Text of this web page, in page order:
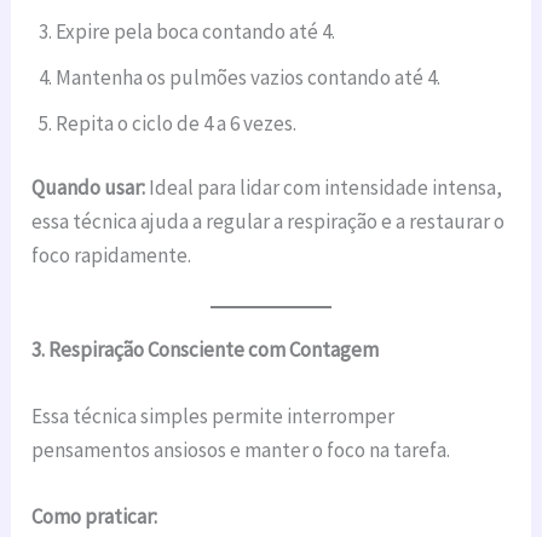
Expire pela boca contando até 4.
Mantenha os pulmões vazios contando até 4.
Repita o ciclo de 4 a 6 vezes.
Quando usar:Ideal para lidar com intensidade intensa,
essa técnica ajuda a regular a respiração e a restaurar o
foco rapidamente.
3. Respiração Consciente com Contagem
Essa técnica simples permite interromper
pensamentos ansiosos e manter o foco na tarefa.
Como praticar: